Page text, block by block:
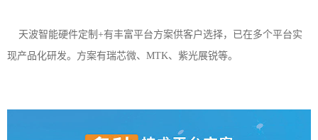
天波智能硬件定制+有丰富平台方案供客户选择，已在多个平台实
现产品化研发。方案有瑞芯微、MTK、紫光展锐等。